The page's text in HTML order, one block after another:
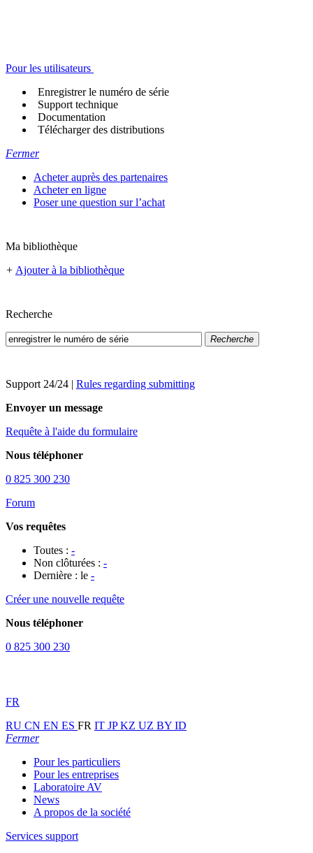
Pour les utilisateurs
Enregistrer le numéro de série
Support technique
Documentation
Télécharger des distributions
Fermer
Acheter auprès des partenaires
Acheter en ligne
Poser une question sur l’achat
Ma bibliothèque
+ Ajouter à la bibliothèque
Recherche
Recherche
Support 24/24 | Rules regarding submitting
Envoyer un message
Requête à l'aide du formulaire
Nous téléphoner
0 825 300 230
Forum
Vos requêtes
Toutes : -
Non clôturées : -
Dernière : le -
Créer une nouvelle requête
Nous téléphoner
0 825 300 230
FR
RU CN EN ES FR IT JPKZ UZ BY ID
Fermer
Pour les particuliers
Pour les entreprises
Laboratoire AV
News
A propos de la société
Services support